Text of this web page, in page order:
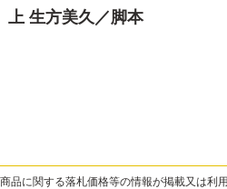
生方美久／脚本
品に関する落札価格等の情報が掲載又は利